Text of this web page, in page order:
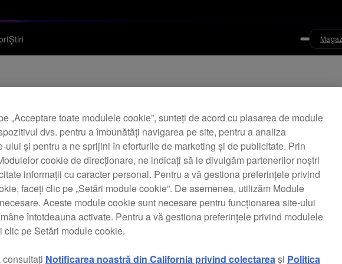
Știri
DDJ-800
DDJ-800. Această actualizare include următoarele modificări:
„Acceptare toate modulele cookie”, sunteți de acord cu plasarea de module
dvs. pentru a îmbunătăți navigarea pe site, pentru a analiza
ului și pentru a ne sprijini în eforturile de marketing și de publicitate. Prin
cookie de direcționare, ne indicați să le divulgăm partenerilor noștri
informații cu caracter personal. Pentru a vă gestiona preferințele privind
faceți clic pe „Setări module cookie”. De asemenea, utilizăm Module
Aceste module cookie sunt necesare pentru funcționarea site-ului
întotdeauna activate. Pentru a vă gestiona preferințele privind modulele
clic pe Setări module cookie.
Notificarea noastră din California privind colectarea și Politica